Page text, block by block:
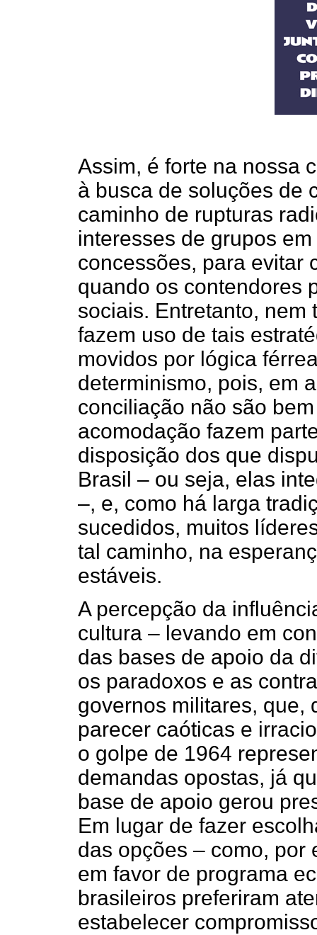
Assim, é forte na nossa
à busca de soluções de
caminho de rupturas
interesses de grupos
concessões, para evitar
quando os contendores
sociais. Entretanto,
fazem uso de tais
movidos por lógica
determinismo, pois, em
conciliação não são
acomodação fazem
disposição dos que
Brasil – ou seja, elas
–, e, como há larga
sucedidos, muitos
tal caminho, na
estáveis.
A percepção da
cultura – levando em
das bases de apoio da
os paradoxos e as
governos militares, que,
parecer caóticas e
o golpe de 1964
demandas opostas, já
base de apoio gerou
Em lugar de fazer
das opções – como, por
em favor de programa
brasileiros preferiram
estabelecer